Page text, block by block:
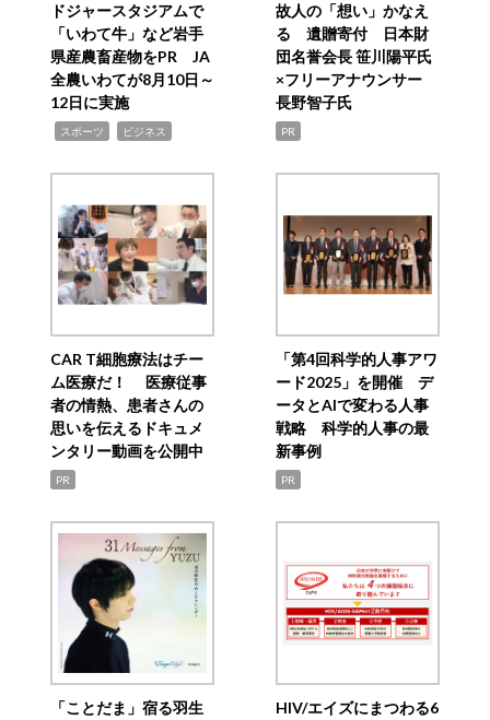
ドジャースタジアムで
「いわて牛」など岩手
県産農畜産物をPR JA
全農いわてが8月10日～
12日に実施
スポーツ ビジネス
故人の「想い」かなえ
る 遺贈寄付 日本財
団名誉会長 笹川陽平氏
×フリーアナウンサー
長野智子氏
PR
CAR T細胞療法はチー
ム医療だ！ 医療従事
者の情熱、患者さんの
思いを伝えるドキュメ
ンタリー動画を公開中
PR
「第4回科学的人事アワ
ード2025」を開催 デ
ータとAIで変わる人事
戦略 科学的人事の最
新事例
PR
「ことだま」宿る羽生
HIV/エイズにまつわる6